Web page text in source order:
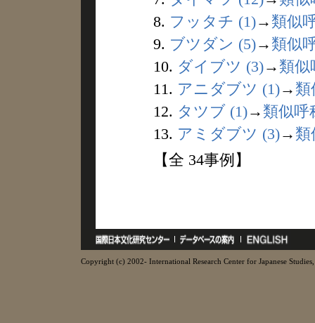
8. フッタチ (1)→ 類似
9. ブツダン (5)→ 類似
10. ダイブツ (3)→ 類似
11. アニダブツ (1)→ 類
12. タツブ (1)→ 類似呼
13. アミダブツ (3)→ 類
【全 34事例】
Copyright (c) 2002- International Research Center for Japanese